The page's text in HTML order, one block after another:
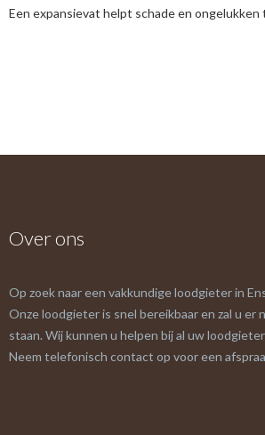
Een expansievat helpt schade en ongelukken
Over ons
Op zoek naar een vakkundige loodgieter in
Onze loodgieter is snel bereikbaar en zal u er
staan. Wij kunnen u helpen bij al uw
Neem telefonisch contact op voor een